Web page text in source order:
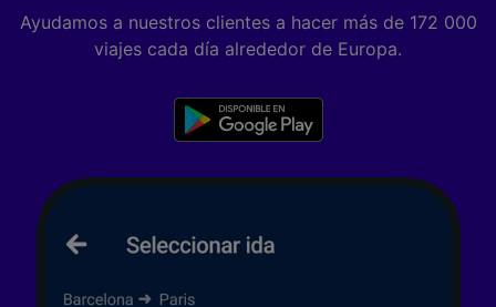
Ayudamos a nuestros clientes a hacer más de 172 000
viajes cada día alrededor de Europa.